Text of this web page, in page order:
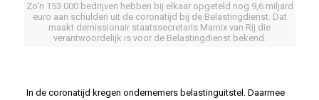
Zo'n 153.000 bedrijven hebben bij elkaar opgeteld nog 9,6 miljard
euro aan schulden uit de coronatijd bij de Belastingdienst. Dat
maakt demissionair staatssecretaris Marnix van Rij die
verantwoordelijk is voor de Belastingdienst bekend.
In de coronatijd kregen ondernemers belastinguitstel. Daarmee